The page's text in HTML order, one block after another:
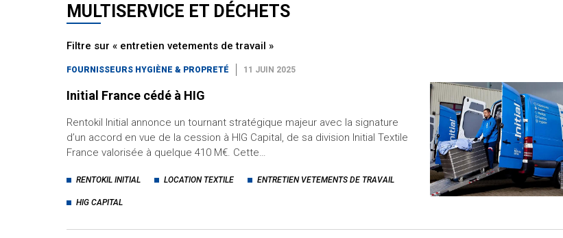
MULTISERVICE ET DÉCHETS
Filtre sur « entretien vetements de travail »
FOURNISSEURS HYGIÈNE & PROPRETÉ 11 JUIN 2025
Initial France cédé à HIG
Rentokil Initial annonce un tournant stratégique majeur avec la signature
d’un accord en vue de la cession à HIG Capital, de sa division Initial Textile
France valorisée à quelque 410 M€. Cette…
RENTOKIL INITIAL LOCATION TEXTILE ENTRETIEN VETEMENTS DE TRAVAIL
HIG CAPITAL